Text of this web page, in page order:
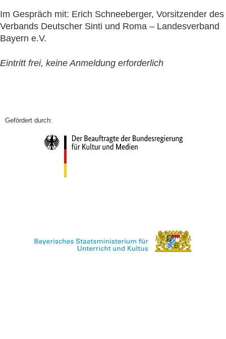
Im Gespräch mit: Erich Schneeberger, Vorsitzender des
Verbands Deutscher Sinti und Roma – Landesverband
Bayern e.V.
Eintritt frei, keine Anmeldung erforderlich